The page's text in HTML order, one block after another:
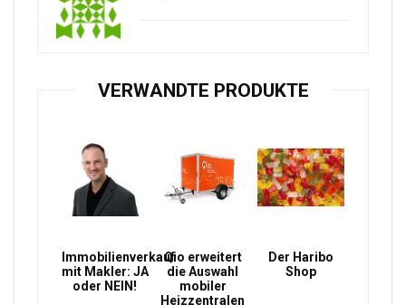
VERWANDTE PRODUKTE
Immobilienverkauf
mit Makler: JA
oder NEIN!
Qio erweitert
die Auswahl
mobiler
Heizzentralen
Der Haribo
Shop